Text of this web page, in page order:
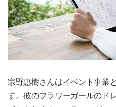
宗野惠樹さんはイベント事業
す。彼のフラワーガールのド